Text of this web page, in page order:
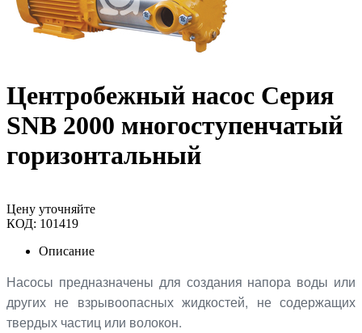
Центробежный насос Серия
SNB 2000 многоступенчатый
горизонтальный
Цену уточняйте
КОД: 101419
Описание
Насосы предназначены для создания напора воды или
других не взрывоопасных жидкостей, не содержащих
твердых частиц или волокон.